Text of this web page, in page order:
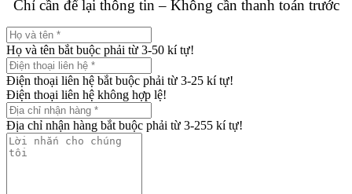
Chỉ cần để lại thông tin – Không cần thanh toán trước
Họ và tên bắt buộc phải từ 3-50 kí tự!
Điện thoại liên hệ bắt buộc phải từ 3-25 kí tự!
Điện thoại liên hệ không hợp lệ!
Địa chỉ nhận hàng bắt buộc phải từ 3-255 kí tự!